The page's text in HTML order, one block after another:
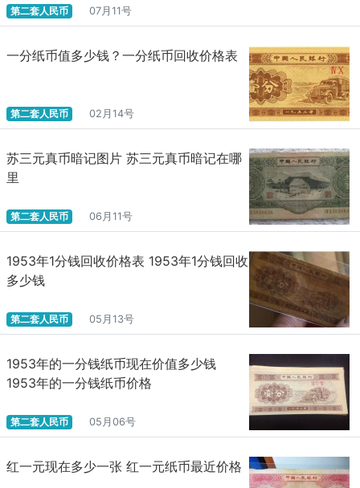
第二套人民币 07月11号
一分纸币值多少钱？一分纸币回收价格表
第二套人民币 02月14号
苏三元真币暗记图片 苏三元真币暗记在哪
里
第二套人民币 06月11号
1953年1分钱回收价格表 1953年1分钱回收
多少钱
第二套人民币 05月13号
1953年的一分钱纸币现在价值多少钱
1953年的一分钱纸币价格
第二套人民币 05月06号
红一元现在多少一张 红一元纸币最近价格